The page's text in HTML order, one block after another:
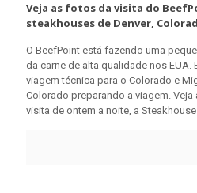
Veja as fotos da visita do
steakhouses de Denver,
O BeefPoint está fazendo uma
da carne de alta qualidade nos EUA.
viagem técnica para o Colorado e
Colorado preparando a viagem.
visita de ontem a noite, a